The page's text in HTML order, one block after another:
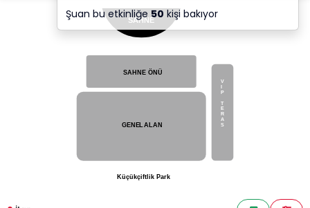
SAHNE
Küçükçiftlik Park
SAHNE ÖNÜ
GENEL ALAN
V
I
P
T
E
R
A
S
Şuan bu etkinliğe50 kişi bakıyor